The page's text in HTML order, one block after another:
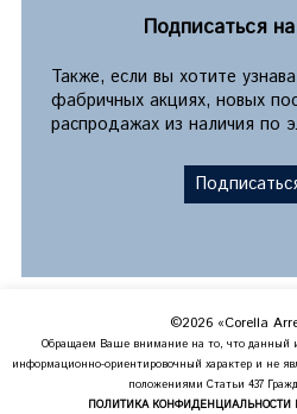
Подписаться
Также, если вы хотите
фабричных акциях, новых
распродажах из наличия по
©2026 «Corella
Обращаем Ваше внимание на то, что данный
информационно-ориентировочный характер и не
положениями Статьи 437
ПОЛИТИКА